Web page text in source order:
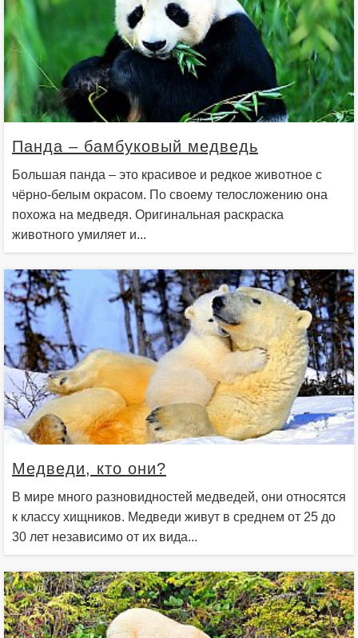
Панда – бамбуковый медведь
Большая панда – это красивое и редкое животное с
чёрно-белым окрасом. По своему телосложению она
похожа на медведя. Оригинальная раскраска
животного умиляет и...
Медведи, кто они?
В мире много разновидностей медведей, они относятся
к классу хищников. Медведи живут в среднем от 25 до
30 лет независимо от их вида...